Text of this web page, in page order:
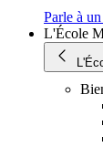
Parle à
L'École